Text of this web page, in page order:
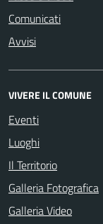
Comunicati
Avvisi
VIVERE IL COMUNE
Eventi
Luoghi
Il Territorio
Galleria Fotografica
Galleria Video